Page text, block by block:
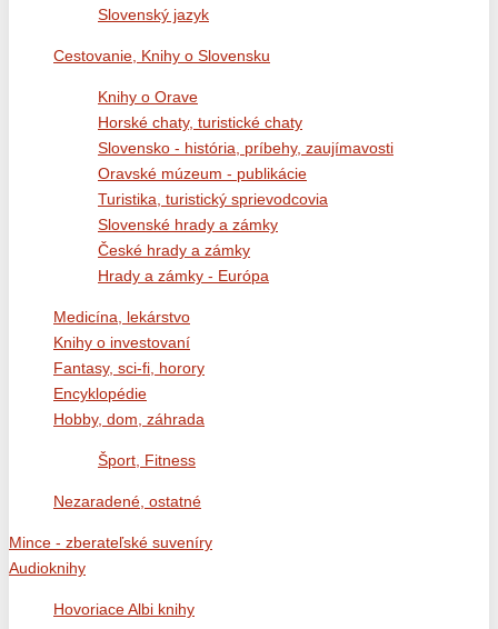
Slovenský jazyk
Cestovanie, Knihy o Slovensku
Knihy o Orave
Horské chaty, turistické chaty
Slovensko - história, príbehy, zaujímavosti
Oravské múzeum - publikácie
Turistika, turistický sprievodcovia
Slovenské hrady a zámky
České hrady a zámky
Hrady a zámky - Európa
Medicína, lekárstvo
Knihy o investovaní
Fantasy, sci-fi, horory
Encyklopédie
Hobby, dom, záhrada
Šport, Fitness
Nezaradené, ostatné
Mince - zberateľské suveníry
Audioknihy
Hovoriace Albi knihy